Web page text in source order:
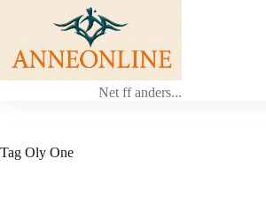
inhoud
Net ff anders...
Tag Oly One